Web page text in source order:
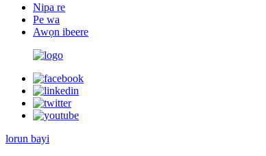
Nipa re
Pe wa
Awọn ibeere
lorun bayi